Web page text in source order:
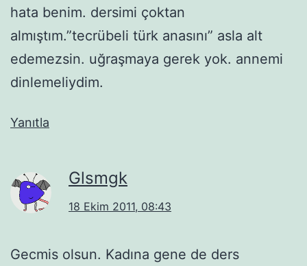
hata benim. dersimi çoktan
almıştım.”tecrübeli türk anasını” asla alt
edemezsin. uğraşmaya gerek yok. annemi
dinlemeliydim.
Yanıtla
Glsmgk
18 Ekim 2011, 08:43
Gecmis olsun. Kadına gene de ders